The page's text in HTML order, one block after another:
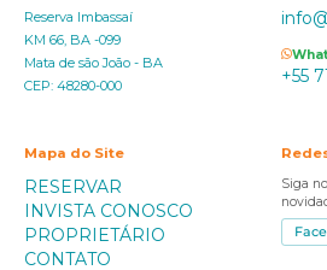
Reserva Imbassaí
KM 66, BA -099
Mata de são João - BA
CEP: 48280-000
+55
Mapa do Site
RESERVAR
INVISTA CONOSCO
PROPRIETÁRIO
CONTATO
Siga